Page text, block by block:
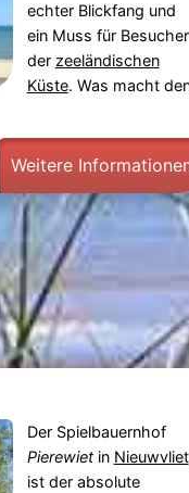
echter Blickfang und
ein Muss für Besucher
der zeeländischen
Küste. Was macht
Weitere
Der Spielbauernhof
Pierewietin Nieuwvliet
ist der absolute